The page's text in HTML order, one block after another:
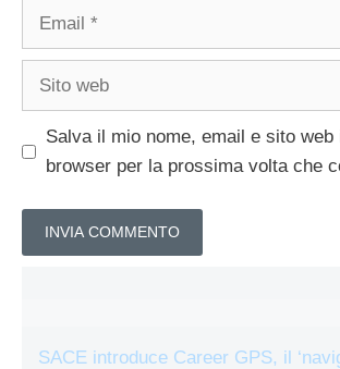
Email
Sito
Salva il mio nome, email e sito web
browser per la prossima volta che
SACE introduce Career GPS, il